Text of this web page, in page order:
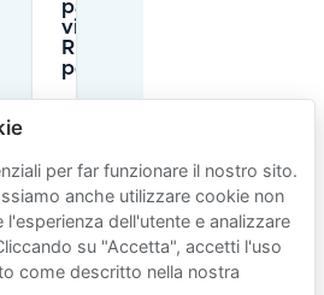
parcheggio
vicino a
Rue des
peupliers?
tempo
massimo che
posso
parcheggiare
in strada nel
Quartier des
peupliers?
per far funzionare il nostro sito.
anche utilizzare cookie non
dell'utente e analizzare
su "Accetta", accetti l'uso
come descritto nella nostra